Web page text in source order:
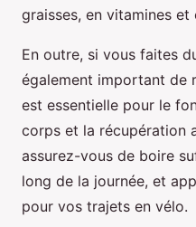
graisses, en vitamines et
En outre, si vous faites
également important de
est essentielle pour le
corps et la récupération
assurez-vous de boire
long de la journée, et
pour vos trajets en vélo.